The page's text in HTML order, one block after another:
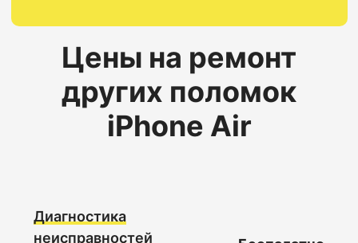
Цены на ремонт
других поломок
iPhone Air
Диагностика
неисправностей